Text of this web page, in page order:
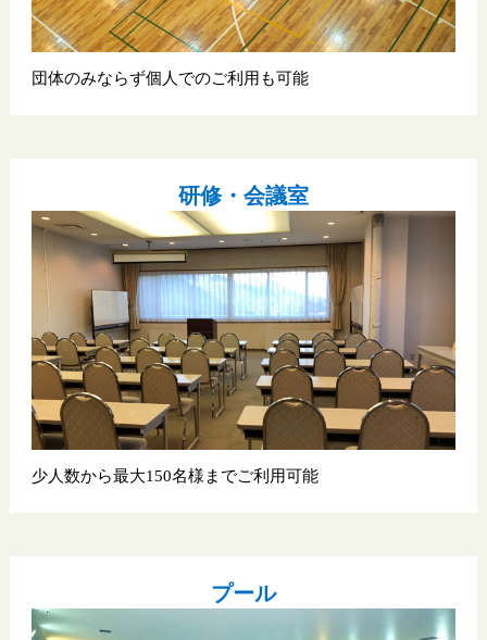
団体のみならず個人でのご利用も可能
研修・会議室
少人数から最大150名様までご利用可能
プール